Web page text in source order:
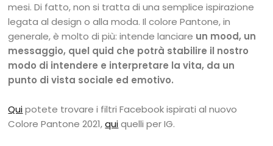
mesi. Di fatto, non si tratta di una semplice ispirazione
legata al design o alla moda. Il colore Pantone, in
generale, è molto di più: intende lanciare un mood, un
messaggio, quel quid che potrà stabilire il nostro
modo di intendere e interpretare la vita, da un
punto di vista sociale ed emotivo.
Quipotete trovare i filtri Facebook ispirati al nuovo
Colore Pantone 2021,quiquelli per IG.